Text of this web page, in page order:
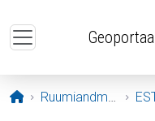
Avaleht
Ruumiandmed